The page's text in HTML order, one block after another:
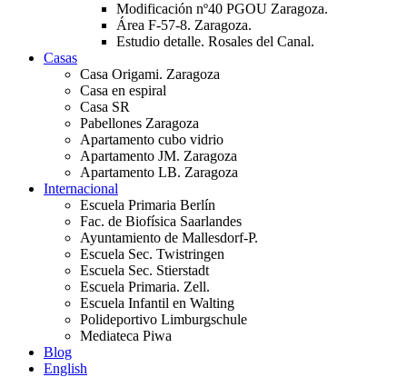
Modificación nº40 PGOU Zaragoza.
Área F-57-8. Zaragoza.
Estudio detalle. Rosales del Canal.
Casas
Casa Origami. Zaragoza
Casa en espiral
Casa SR
Pabellones Zaragoza
Apartamento cubo vidrio
Apartamento JM. Zaragoza
Apartamento LB. Zaragoza
Internacional
Escuela Primaria Berlín
Fac. de Biofísica Saarlandes
Ayuntamiento de Mallesdorf-P.
Escuela Sec. Twistringen
Escuela Sec. Stierstadt
Escuela Primaria. Zell.
Escuela Infantil en Walting
Polideportivo Limburgschule
Mediateca Piwa
Blog
English